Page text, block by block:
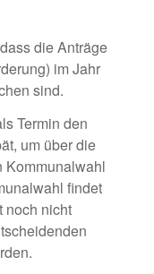
die Anträge
im Jahr
sind.
Termin den
um über die
Kommunalwahl
findet
noch nicht